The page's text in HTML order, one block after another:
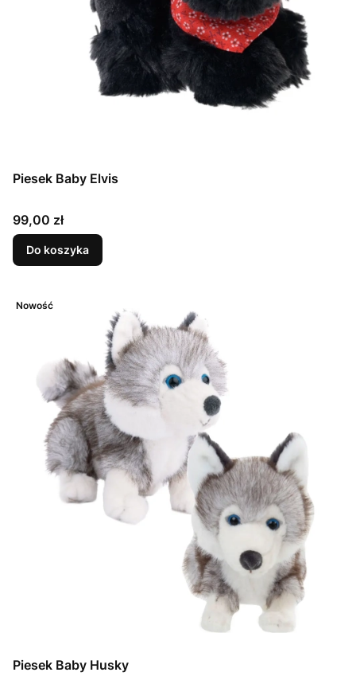
Piesek Baby Elvis
Cena
99,00 zł
Do koszyka
Nowość
Piesek Baby Husky